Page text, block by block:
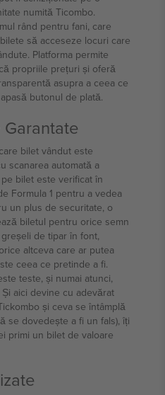
numită Ticombo.
rând pentru fani, care
să acceseze locuri care
Platforma permite
propriile prețuri și oferă
asupra a ceea ce
butonul de plată.
bilet vândut este
scanarea automată a
bilet este verificat în
Formula 1 pentru a vedea
un plus de securitate, o
biletul pentru orice semn
de tipar în font,
altceva care ar putea
ceea ce pretinde a fi.
teste, și numai atunci,
aici devine cu adevărat
și ceva se întâmplă
se dovedește a fi un fals), îți
primi un bilet de valoare